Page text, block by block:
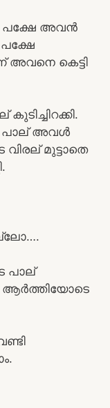
പക്ഷേ അവൻ
അവനെ കെട്ടി
പാല് അവൾ
മുട്ടാതെ
പാല്
ആർത്തിയോടെ